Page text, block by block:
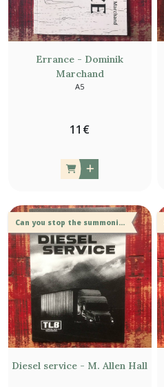
Errance - Dominik
Marchand
A5
11 €
Can you stop the summoning ritual ?
Diesel service - M. Allen Hall